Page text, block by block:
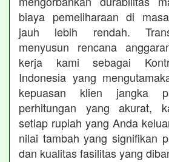
biaya pemeliharaan di
jauh lebih rendah.
menyusun rencana
kerja kami sebagai
Indonesia yang
kepuasan klien jangka
perhitungan yang akurat,
setiap rupiah yang Anda
nilai tambah yang signifikan
dan kualitas fasilitas yang